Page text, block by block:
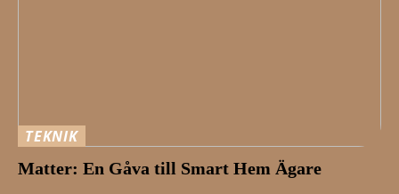
TEKNIK
Matter: En Gåva till Smart Hem Ägare